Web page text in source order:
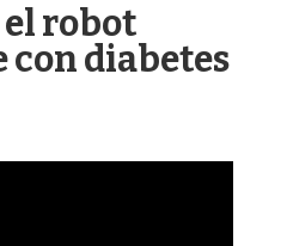
robot
diabetes